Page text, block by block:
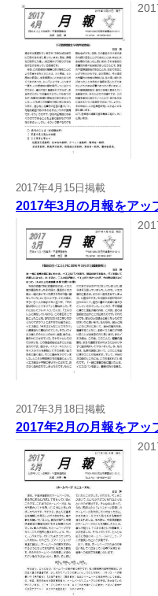
2017年4月15日掲載
2017年3月の月報をアッ
2017年3月18日掲載
2017年2月の月報をアッ